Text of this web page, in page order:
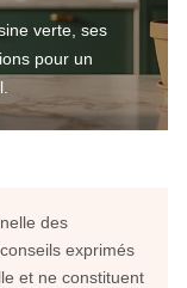
verte, ses
pour un
des
exprimés
et ne constituent